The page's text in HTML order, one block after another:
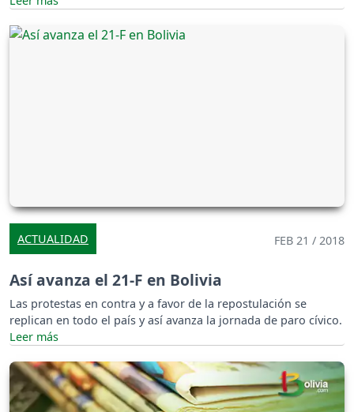
ACTUALIDAD FEB 21 / 2018
Así avanza el 21-F en Bolivia
Las protestas en contra y a favor de la repostulación se
replican en todo el país y así avanza la jornada de paro cívico.